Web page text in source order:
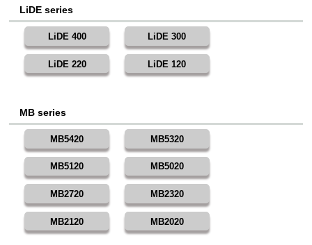
LiDE series
LiDE 400 LiDE 300
LiDE 220 LiDE 120
MB series
MB5420 MB5320
MB5120 MB5020
MB2720 MB2320
MB2120 MB2020